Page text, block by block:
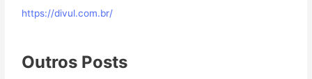
https://divul.com.br/
Outros Posts